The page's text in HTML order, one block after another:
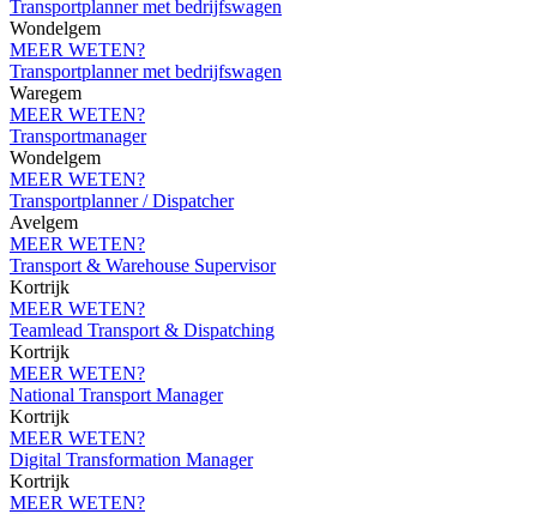
Transportplanner met bedrijfswagen
Wondelgem
MEER WETEN?
Transportplanner met bedrijfswagen
Waregem
MEER WETEN?
Transportmanager
Wondelgem
MEER WETEN?
Transportplanner / Dispatcher
Avelgem
MEER WETEN?
Transport & Warehouse Supervisor
Kortrijk
MEER WETEN?
Teamlead Transport & Dispatching
Kortrijk
MEER WETEN?
National Transport Manager
Kortrijk
MEER WETEN?
Digital Transformation Manager
Kortrijk
MEER WETEN?